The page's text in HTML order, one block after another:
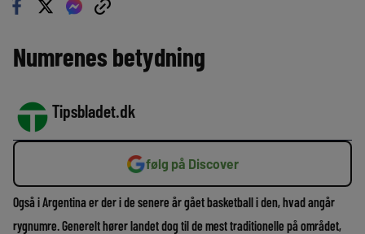
Numrenes betydning
Tipsbladet.dk
følg på Discover
Også i Argentina er der i de senere år gået basketball i den, hvad angår
rygnumre. Generelt hører landet dog til de mest traditionelle på området,